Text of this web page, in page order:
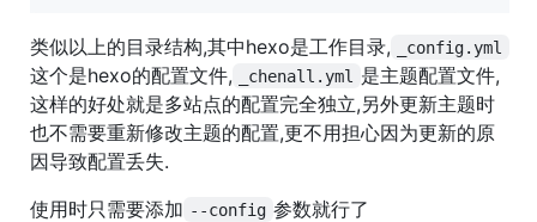
类似以上的目录结构,其中hexo是工作目录, _config.yml
这个是hexo的配置文件, _chenall.yml
是主题配置文件,
这样的好处就是多站点的配置完全独立,另外更新主题时
也不需要重新修改主题的配置,更不用担心因为更新的原
因导致配置丢失.
使用时只需要添加 --config 参数就行了